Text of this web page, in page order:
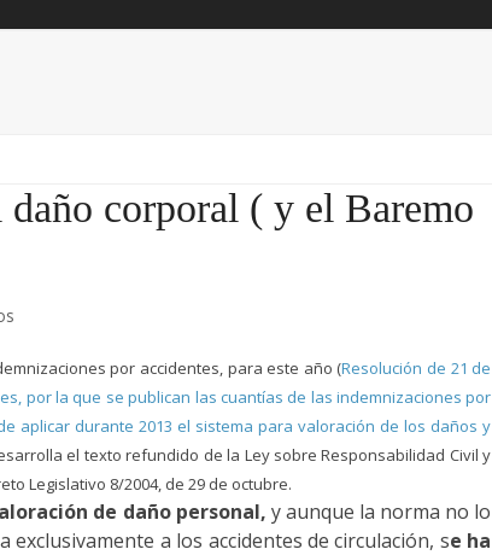
corporal ( y el Baremo
por accidentes, para este año (Resolución de 21 de
por la que se publican las cuantías de las indemnizaciones por
aplicar durante 2013 el sistema para valoración de los daños y
el texto refundido de la Ley sobre Responsabilidad Civil y
Legislativo 8/2004, de 29 de octubre.
de daño personal, y aunque la norma no lo
a los accidentes de circulación, se ha